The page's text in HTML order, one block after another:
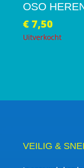
OSO
€7,50
Uitverkocht
VEILIG &